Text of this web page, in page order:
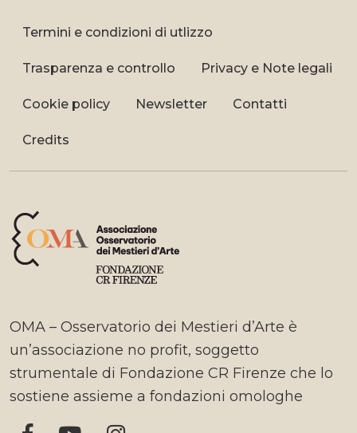
Termini e condizioni di utlizzo
Trasparenza e controllo Privacy e Note legali
Cookie policy Newsletter Contatti
Credits
OMA – Osservatorio dei Mestieri d’Arte è
un’associazione no profit, soggetto
strumentale di Fondazione CR Firenze che lo
sostiene assieme a fondazioni omologhe